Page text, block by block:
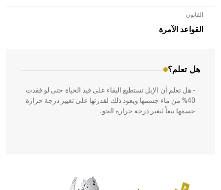
القانون
القواعد الآمرة
هل تعلم؟
- هل تعلم أن الأبلق نوع من الفنون الهندسية التي ارتبطت
بالعمارة الإسلامية في بلاد الشام ومصر خاصة، حيث يحرص
المعمار على بناء مداميكه وخاصة في الواجهات
- هل تعلم أن الإبل تستطيع البقاء على قيد الحياة حتى لو فقدت
40% من ماء جسمها ويعود ذلك لقدرتها على تغيير درجة حرارة
جسمها تبعاً لتغير درجة حرارة الجو،
الحكم، الأدلة، تنظيم التغذية، ورسالته في جروح الرأس. ويعود
له الفضل بأنه حرر الطب من الدين والفلسفة.